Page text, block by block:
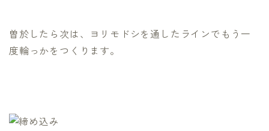
曽於したら次は、ヨリモドシを通したラインでもう一
度輪っかをつくります。